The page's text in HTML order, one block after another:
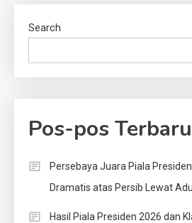
Search
Pos-pos Terbaru
Persebaya Juara Piala
Dramatis atas Persib Lewat
Hasil Piala Presiden 2026 dan